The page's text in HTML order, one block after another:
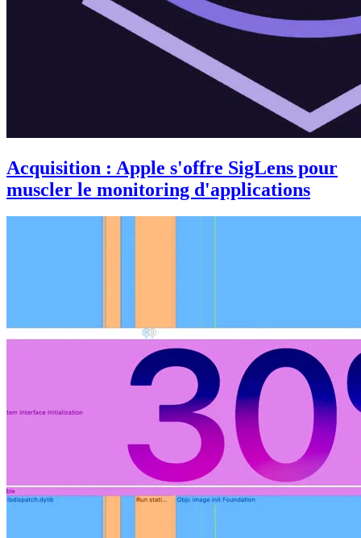
Acquisition : Apple s'offre SigLens pour
muscler le monitoring d'applications